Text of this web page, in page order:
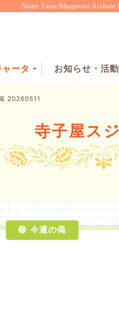
Namo Tassa Bhagavato Arahato
ータ お知らせ・活
20260511
寺子屋ス
今週の偈